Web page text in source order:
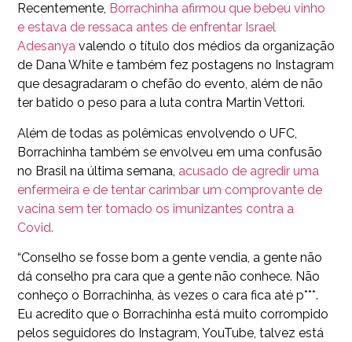
Recentemente, Borrachinha afirmou que bebeu vinho
e estava de ressaca antes de enfrentar Israel
Adesanya valendo o título dos médios da organização
de Dana White e também fez postagens no Instagram
que desagradaram o chefão do evento, além de não
ter batido o peso para a luta contra Martin Vettori.
Além de todas as polêmicas envolvendo o UFC,
Borrachinha também se envolveu em uma confusão
no Brasil na última semana, acusado de agredir uma
enfermeira e de tentar carimbar um comprovante de
vacina sem ter tomado os imunizantes contra a
Covid.
“Conselho se fosse bom a gente vendia, a gente não
dá conselho pra cara que a gente não conhece. Não
conheço o Borrachinha, às vezes o cara fica até p***.
Eu acredito que o Borrachinha está muito corrompido
pelos seguidores do Instagram, YouTube, talvez está